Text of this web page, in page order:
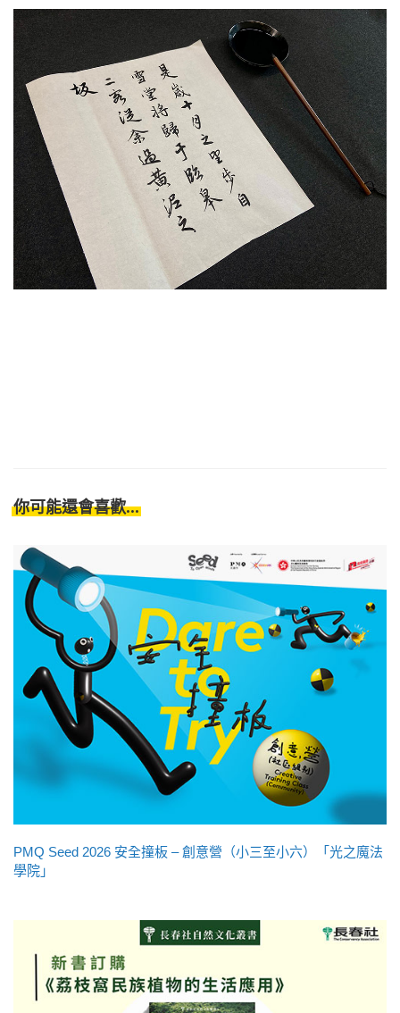
你可能還會喜歡...
PMQ Seed 2026 安全撞板 – 創意營（小三至小六）「光之魔法
學院」